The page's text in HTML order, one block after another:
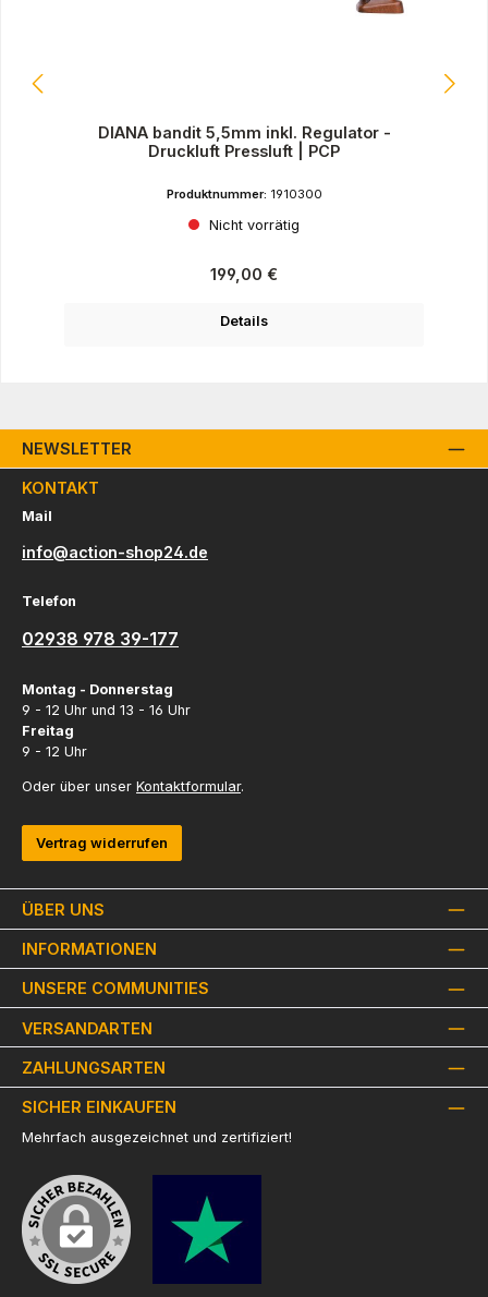
DIANA bandit 5,5mm inkl. Regulator -
Druckluft Pressluft | PCP
Produktnummer: 1910300
Nicht vorrätig
Regulärer Preis:
199,00 €
Details
NEWSLETTER
ÜBER UNS
INFORMATIONEN
KONTAKT
Mail
info@action-shop24.de
Telefon
02938 978 39-177
Montag - Donnerstag
9 - 12 Uhr und 13 - 16 Uhr
Freitag
9 - 12 Uhr
Oder über unser Kontaktformular.
Vertrag widerrufen
UNSERE COMMUNITIES
VERSANDARTEN
ZAHLUNGSARTEN
SICHER EINKAUFEN
Mehrfach ausgezeichnet und zertifiziert!